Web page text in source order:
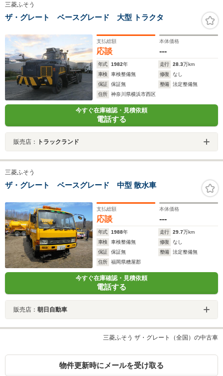
三菱ふそう
ザ・グレート ベースグレード 大型 トラクタ
支払総額
応談
本体価格
---
年式 1982年 走行 28.3万km
車検
車検整備無 修復
なし
保証
保証無 整備
法定整備無
住所
神奈川県横浜市西区
今すぐ在庫確認・見積依頼
電話する
販売店： トラックランド
三菱ふそう
ザ・グレート ベースグレード 中型 散水車
支払総額
応談
本体価格
---
年式 1988年 走行 29.7万km
車検
車検整備無 修復
なし
保証
保証無 整備
法定整備無
住所
福岡県糟屋郡
今すぐ在庫確認・見積依頼
電話する
販売店： 朝日自動車
三菱ふそう ザ・グレート（全国）の中古車
物件更新時にメールを受け取る